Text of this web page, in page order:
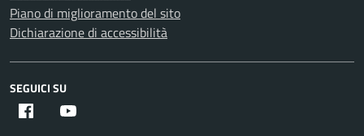
Piano di miglioramento del sito
Dichiarazione di accessibilità
SEGUICI SU
Facebook